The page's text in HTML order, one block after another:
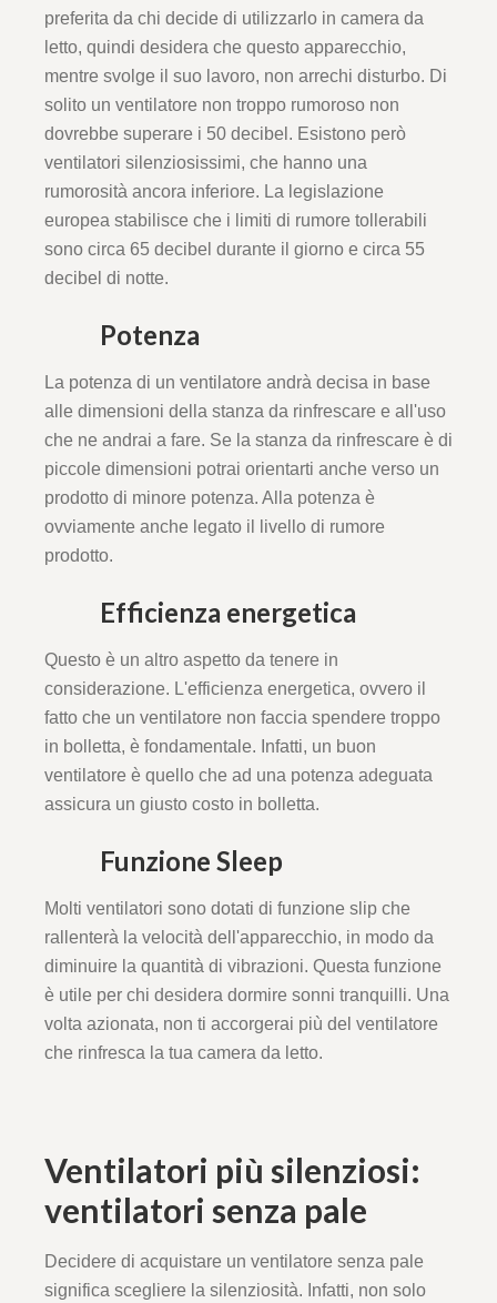
preferita da chi decide di utilizzarlo in camera da
letto, quindi desidera che questo apparecchio,
mentre svolge il suo lavoro, non arrechi disturbo. Di
solito un ventilatore non troppo rumoroso non
dovrebbe superare i 50 decibel. Esistono però
ventilatori silenziosissimi, che hanno una
rumorosità ancora inferiore. La legislazione
europea stabilisce che i limiti di rumore tollerabili
sono circa 65 decibel durante il giorno e circa 55
decibel di notte.
Potenza
La potenza di un ventilatore andrà decisa in base
alle dimensioni della stanza da rinfrescare e all'uso
che ne andrai a fare. Se la stanza da rinfrescare è di
piccole dimensioni potrai orientarti anche verso un
prodotto di minore potenza. Alla potenza è
ovviamente anche legato il livello di rumore
prodotto.
Efficienza energetica
Questo è un altro aspetto da tenere in
considerazione. L'efficienza energetica, ovvero il
fatto che un ventilatore non faccia spendere troppo
in bolletta, è fondamentale. Infatti, un buon
ventilatore è quello che ad una potenza adeguata
assicura un giusto costo in bolletta.
Funzione Sleep
Molti ventilatori sono dotati di funzione slip che
rallenterà la velocità dell'apparecchio, in modo da
diminuire la quantità di vibrazioni. Questa funzione
è utile per chi desidera dormire sonni tranquilli. Una
volta azionata, non ti accorgerai più del ventilatore
che rinfresca la tua camera da letto.
Ventilatori più silenziosi:
ventilatori senza pale
Decidere di acquistare un ventilatore senza pale
significa scegliere la silenziosità. Infatti, non solo